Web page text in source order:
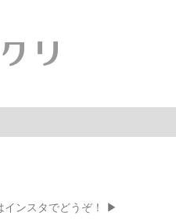
リ
インスタでどうぞ！ ▶